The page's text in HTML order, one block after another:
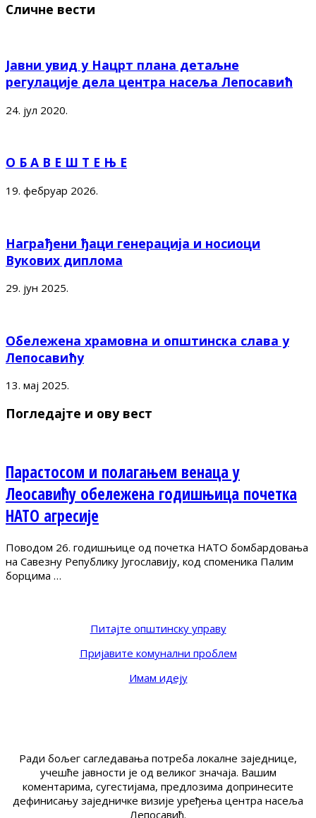
Сличне вести
Јавни увид у Нацрт плана детаљне
регулације дела центра насеља Лепосавић
24. јул 2020.
О Б А В Е Ш Т Е Њ Е
19. фебруар 2026.
Награђени ђаци генерација и носиоци
Вукових диплома
29. јун 2025.
Обележена храмовна и општинска слава у
Лепосавићу
13. мај 2025.
Погледајте и ову вест
Парастосом и полагањем венаца у
Леосавићу обележена годишњица почетка
НАТО агресије
Поводом 26. годишњице од почетка НАТО бомбардовања
на Савезну Републику Југославију, код споменика Палим
борцима …
Питајте општинску управу
Пријавите комунални проблем
Имам идеју
Ради бољег сагледавања потреба локалне заједнице,
учешће јавности је од великог значаја. Вашим
коментарима, сугестијама, предлозима допринесите
дефинисању заједничке визије уређења центра насеља
Лепосавић.